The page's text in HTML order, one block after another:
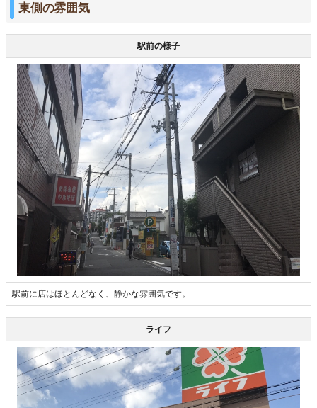
東側の雰囲気
駅前の様子
駅前に店はほとんどなく、静かな雰囲気です。
ライフ